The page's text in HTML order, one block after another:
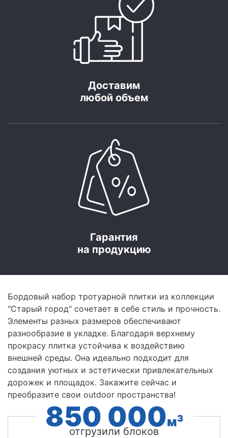
Доставим
любой объем
Гарантия
на продукцию
Бордовый набор тротуарной плитки из коллекции
"Старый город" сочетает в себе стиль и прочность.
Элементы разных размеров обеспечивают
разнообразие в укладке. Благодаря верхнему
прокрасу плитка устойчива к воздействию
внешней среды. Она идеально подходит для
создания уютных и эстетически привлекательных
дорожек и площадок. Закажите сейчас и
преобразите свои outdoor пространства!
850 000м3
отгрузили блоков